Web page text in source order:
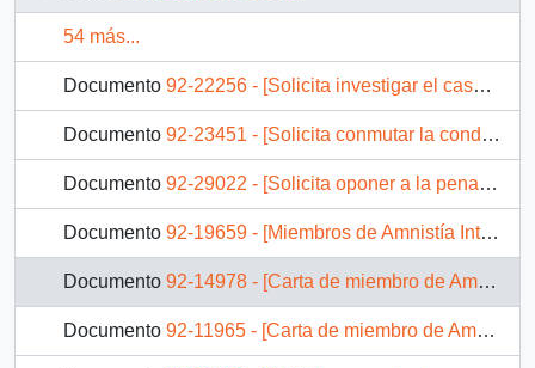
54 más...
Documento 92-22256 - [Solicita investigar el caso de Nelson Wladimiro Curiñir]
Documento 92-23451 - [Solicita conmutar la condena de Mauro González Quispe, René Larico Aguilar y Lisbert Fausto Mamani Morales]
Documento 92-29022 - [Solicita oponer a la pena de muerte de Juan Domingo Salvo]
Documento 92-19659 - [Miembros de Amnistía Internacional solicitan investigar la muerte de un mapuche en 1973]
Documento 92-14978 - [Carta de miembro de Amnistía Internacional dirigida al Presidente Patricio Aylwin, referente a solicitud de conmutación de pena de muerte]
Documento 92-11965 - [Carta de miembro de Amnistía Internacional sobre la desaparición de José Llaulén y Juan Cheuquepan]